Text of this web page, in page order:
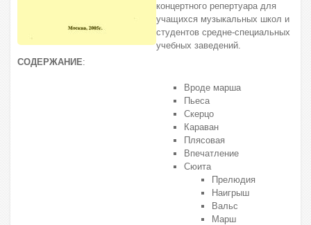
концертного репертуара для
учащихся музыкальных школ и
студентов средне-специальных
учебных заведений.
СОДЕРЖАНИЕ:
Вроде марша
Пьеса
Скерцо
Караван
Плясовая
Впечатление
Сюита
Прелюдия
Наигрыш
Вальс
Марш